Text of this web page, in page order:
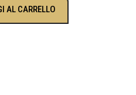
AL CARRELLO